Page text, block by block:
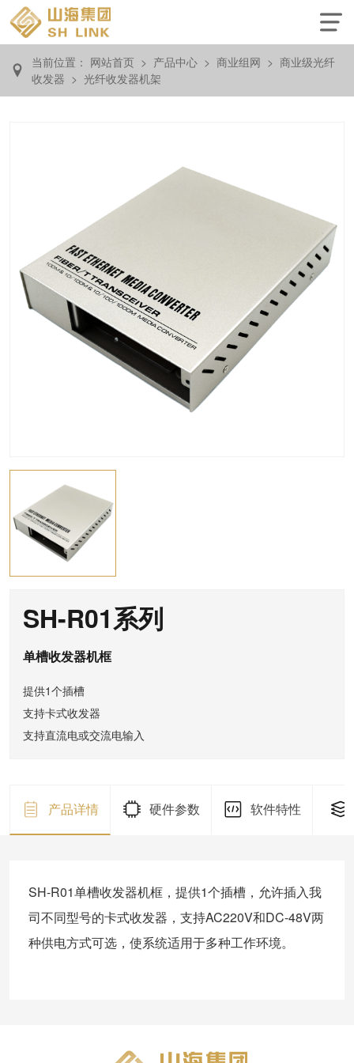
当前位置： 网站首页 > 产品中心 > 商业组网 > 商业级光纤
收发器 > 光纤收发器机架
SH-R01系列
单槽收发器机框
提供1个插槽
支持卡式收发器
支持直流电或交流电输入
产品详情 硬件参数 软件特性
SH-R01单槽收发器机框，提供1个插槽，允许插入我
司不同型号的卡式收发器，支持AC220V和DC-48V两
种供电方式可选，使系统适用于多种工作环境。